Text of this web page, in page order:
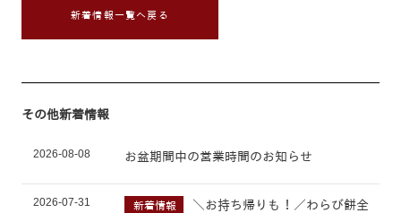
新着情報一覧へ戻る
その他新着情報
2026-08-08 お盆期間中の営業時間のお知らせ
2026-07-31 新着情報
＼お持ち帰りも！／わらび餅全